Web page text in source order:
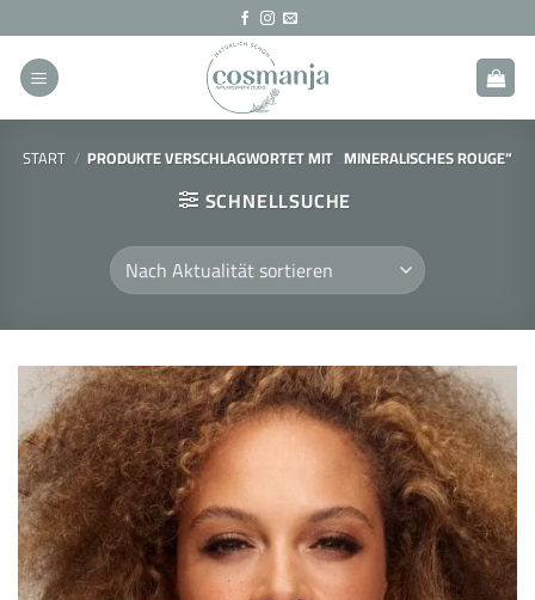
Inhalt
springen
START / PRODUKTE VERSCHLAGWORTET MIT „MINERALISCHES ROUGE“
SCHNELLSUCHE